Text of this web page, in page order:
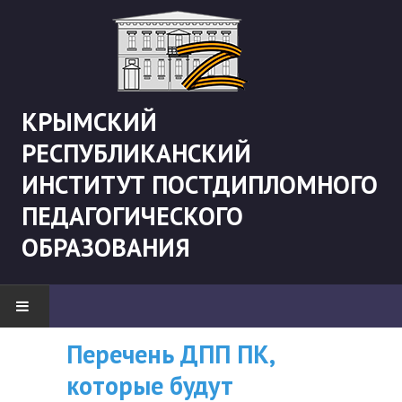
КРЫМСКИЙ
РЕСПУБЛИКАНСКИЙ
ИНСТИТУТ ПОСТДИПЛОМНОГО
ПЕДАГОГИЧЕСКОГО
ОБРАЗОВАНИЯ
НОВОСТИ
"Боевая" русистика
ВНИМАНИЮ
СЛУШАТЕЛЕЙ, У
Перечень ДПП ПК,
которые будут